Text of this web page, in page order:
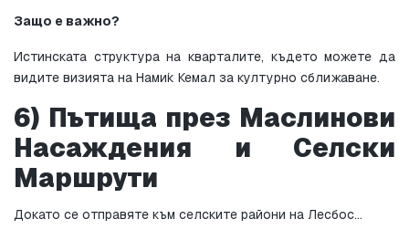
Защо е важно?
Истинската структура на кварталите, където можете да
видите визията на Нами́к Кемал за културно сближаване.
6) Пътища през Маслинови
Насаждения и Селски
Маршрути
Докато се отправяте към селските райони на Лесбос…